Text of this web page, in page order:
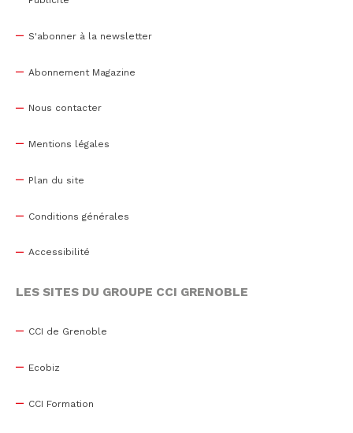
S'abonner à la newsletter
Abonnement Magazine
Nous contacter
Mentions légales
Plan du site
Conditions générales
Accessibilité
LES SITES DU GROUPE CCI GRENOBLE
CCI de Grenoble
Ecobiz
CCI Formation